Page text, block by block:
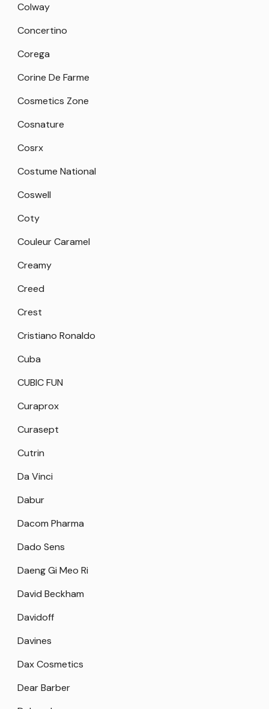
Colway
Concertino
Corega
Corine De Farme
Cosmetics Zone
Cosnature
Cosrx
Costume National
Coswell
Coty
Couleur Caramel
Creamy
Creed
Crest
Cristiano Ronaldo
Cuba
CUBIC FUN
Curaprox
Curasept
Cutrin
Da Vinci
Dabur
Dacom Pharma
Dado Sens
Daeng Gi Meo Ri
David Beckham
Davidoff
Davines
Dax Cosmetics
Dear Barber